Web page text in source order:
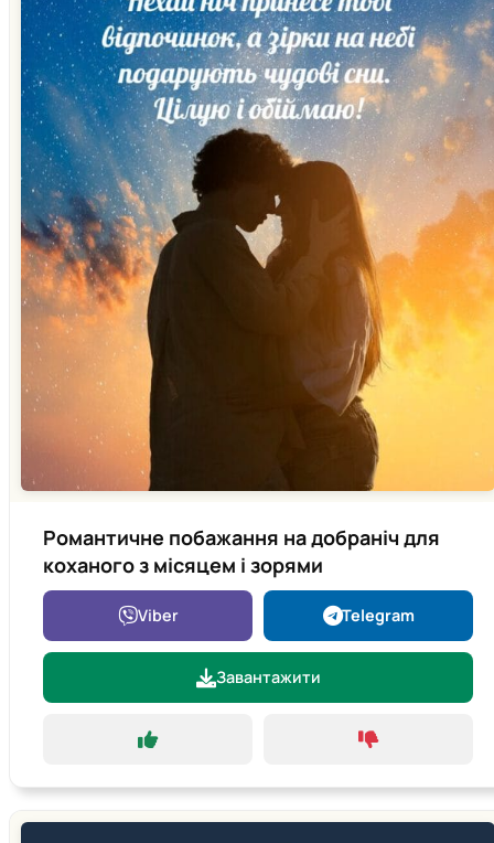
Романтичне побажання на добраніч для
коханого з місяцем і зорями
Viber Telegram
Завантажити